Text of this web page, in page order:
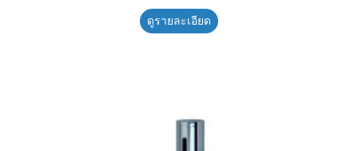
ดูรายละเอียด